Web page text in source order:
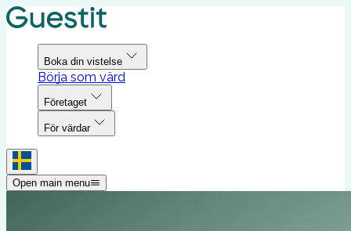
Boka din vistelse
Börja som värd
Företaget
För värdar
Open main menu